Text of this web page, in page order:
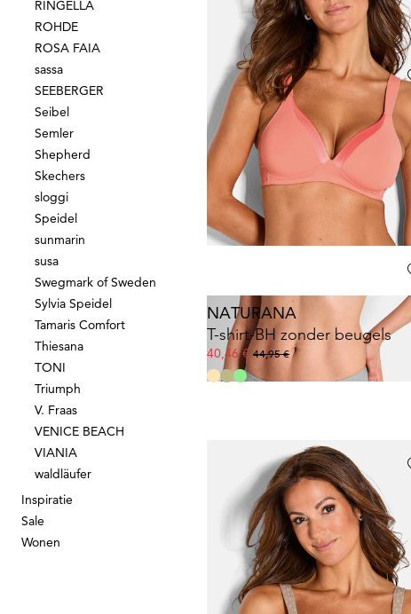
RINGELLA
ROHDE
ROSA FAIA
sassa
SEEBERGER
Seibel
Semler
Shepherd
Skechers
sloggi
Speidel
sunmarin
susa
Swegmark of Sweden
Sylvia Speidel
Tamaris Comfort
Thiesana
TONI
Triumph
V. Fraas
VENICE BEACH
VIANIA
waldläufer
Inspiratie
Sale
Wonen
Laagste prijs van de afgelopen 30 dagen**:
55,95 €
(-12%)
NATURANA
48,96 €
Laagste prijs van de afgelopen 30 dagen**:
55,95 € (-12%)
NATURANA
T-shirt-BH zonder beugels
40,46 € 44,95 €
NATURANA
T-shirt-BH zonder beugels
40,46 €44,95 €